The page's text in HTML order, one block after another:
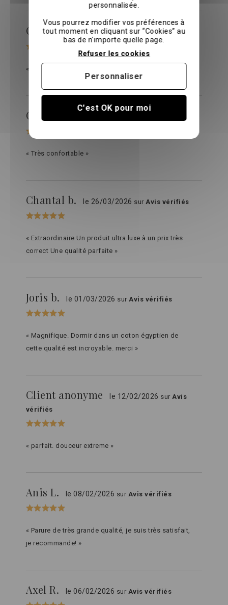
Chantal b.le 30/04/2026surAvis vérifiés
« MAGNIFIQUE. Au top. J'adore »
Gary T.
« Très confortable »
Chantal b. le 26/03/2026 surAvis vérifiés
« Extraordinaire Un produit ultra luxe à un prix très
correct Une qualité parfaite »
Joris b. le 01/03/2026 surAvis vérifiés
« Magnifique. Dormir dans un coton égyptien de
cette qualité est incroyable. merci »
Client anonyme le 12/02/2026 surAvis
vérifiés
« parfait. douceur extreme »
Anis L. le 08/02/2026 sur Avis vérifiés
« Parure de très grande qualité, je suis très satisfait,
je recommande! »
Axel R. le 06/02/2026 sur Avis vérifiés
personnalisée.
Vous pourrez modifier vos préférences à
tout moment en cliquant sur “Cookies” au
bas de n'importe quelle page.
C'est OK pour moi
Refuser les cookies
Personnaliser